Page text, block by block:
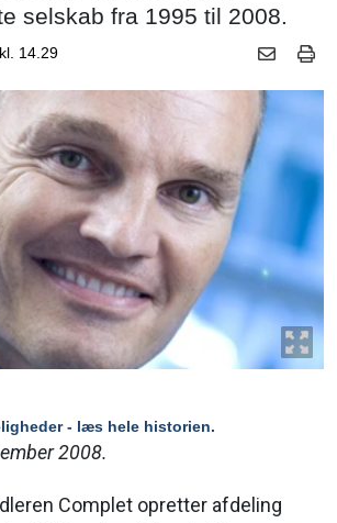
selskab fra 1995 til 2008.
14.29
- læs hele historien.
2008.
Complet opretter afdeling